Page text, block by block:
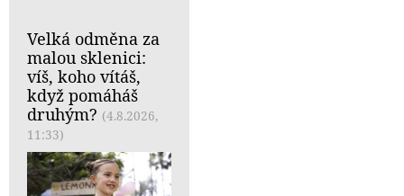
Velká odměna za
malou sklenici:
víš, koho vítáš,
když pomáháš
druhým? (4.8.2026,
11:33)